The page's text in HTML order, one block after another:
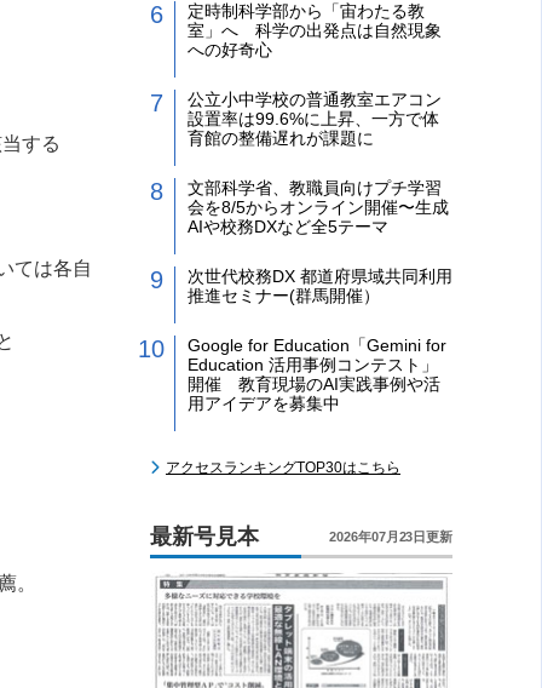
する
ては各自
。
定時制科学部から「宙わたる教
室」へ 科学の出発点は自然現象
への好奇心
公立小中学校の普通教室エアコン
設置率は99.6%に上昇、一方で体
育館の整備遅れが課題に
文部科学省、教職員向けプチ学習
会を8/5からオンライン開催〜生成
AIや校務DXなど全5テーマ
次世代校務DX 都道府県域共同利用
推進セミナー(群馬開催）
Google for Education「Gemini for
Education 活用事例コンテスト」
開催 教育現場のAI実践事例や活
用アイデアを募集中
アクセスランキングTOP30はこちら
最新号見本 2026年07月23日更新